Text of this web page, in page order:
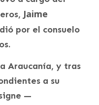
Jaime
por el consuelo
Araucanía, y tras
a su
—